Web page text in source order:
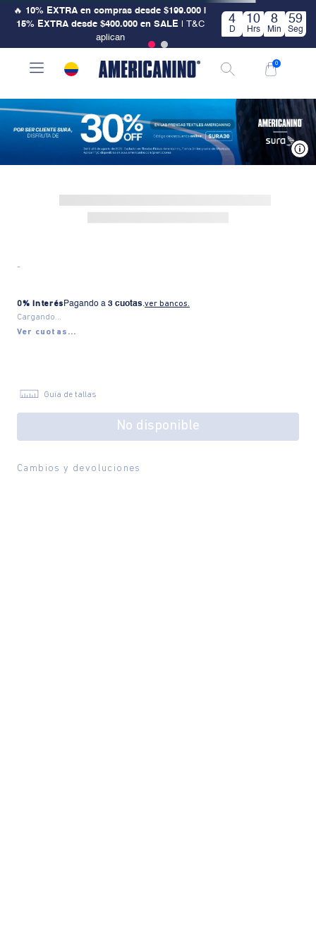
🔥 10% EXTRA en compras desde $199.000 |
15% EXTRA desde $400.000 en SALE| T&C
aplican
4
D
10
Hrs
8
Min
59
Seg
0
-
0% Interés Pagando a 3 cuotas.ver bancos.
Cargando...
Ver cuotas...
Guía de tallas
No disponible
Cambios y devoluciones